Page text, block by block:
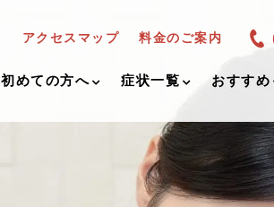
アクセスマップ 料金のご案内
初めての方へ 症状一覧 おすすめ